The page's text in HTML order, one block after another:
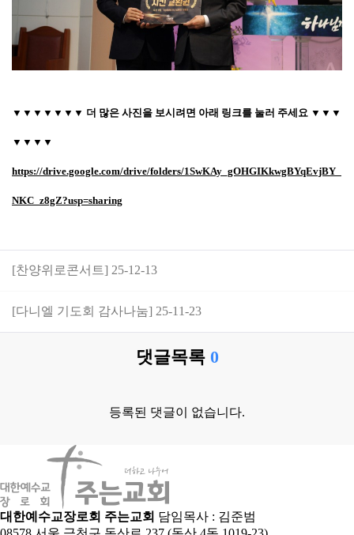
▼▼▼▼▼▼▼ 더 많은 사진을 보시려면 아래 링크를 눌러 주세요 ▼▼▼
▼▼▼▼
https://drive.google.com/drive/folders/1SwKAy_gOHGIKkwgBYqEvjBY_
NKC_z8gZ?usp=sharing
[찬양위로콘서트] 25-12-13
[다니엘 기도회 감사나눔] 25-11-23
댓글목록 0
등록된 댓글이 없습니다.
대한예수교장로회 주는교회 담임목사 : 김준범